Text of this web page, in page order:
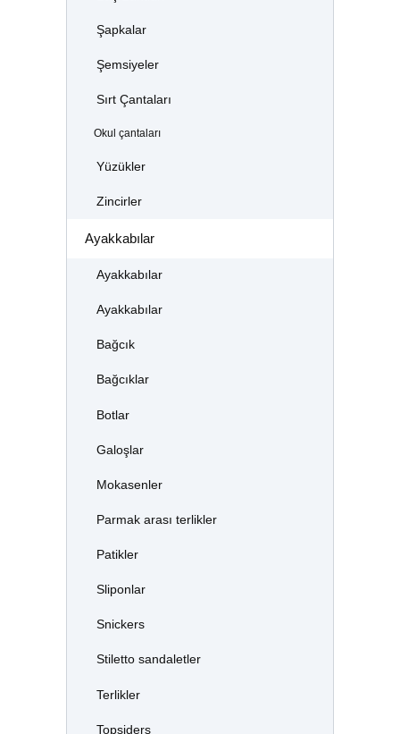
Şapkalar
Şemsiyeler
Sırt Çantaları
Okul çantaları
Yüzükler
Zincirler
Ayakkabılar
Ayakkabılar
Ayakkabılar
Bağcık
Bağcıklar
Botlar
Galoşlar
Mokasenler
Parmak arası terlikler
Patikler
Sliponlar
Snickers
Stiletto sandaletler
Terlikler
Topsiders